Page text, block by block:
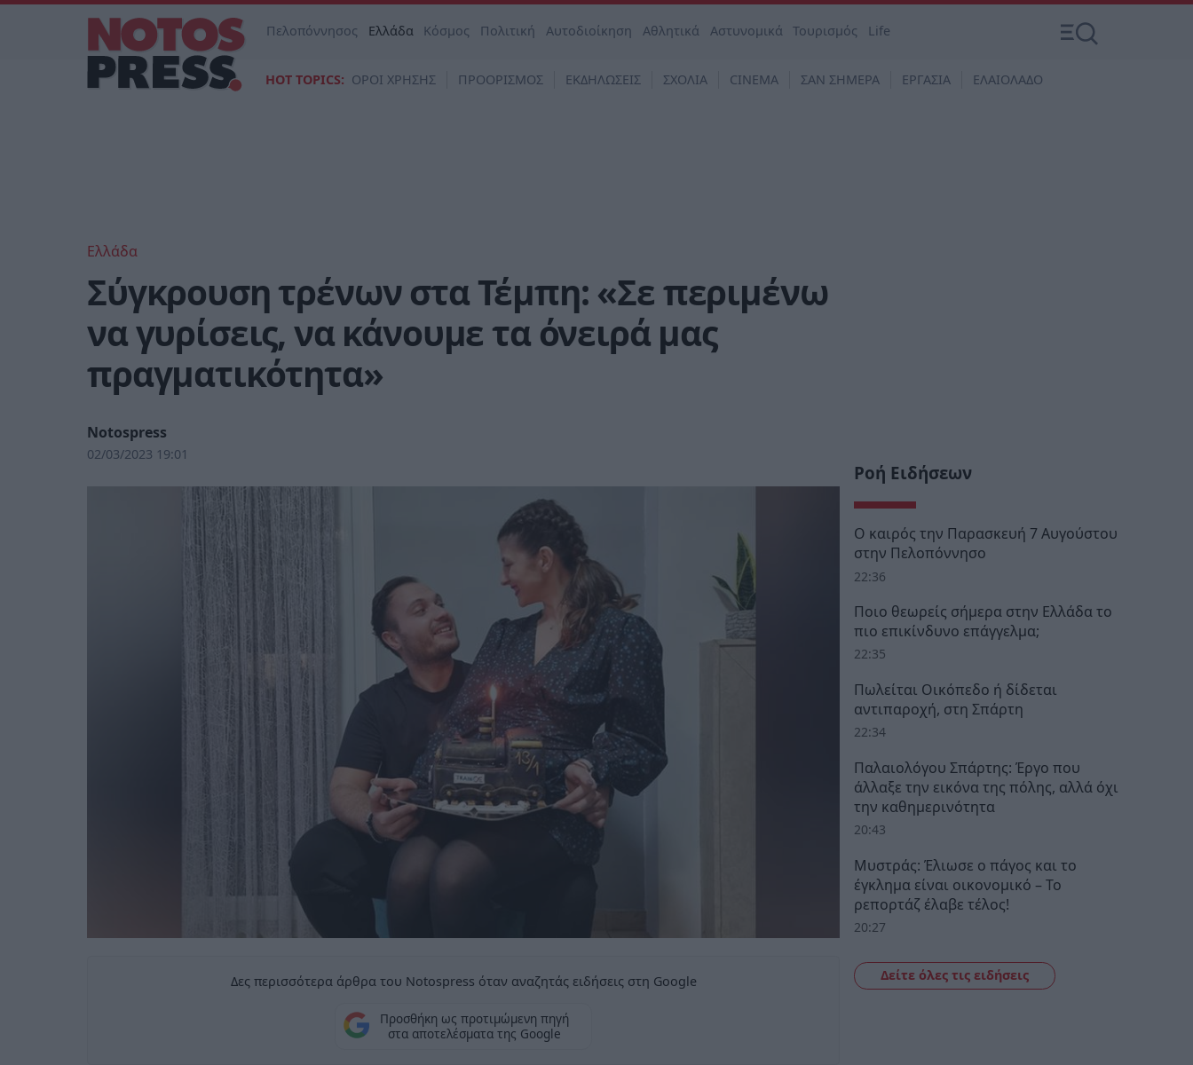
Πελοπόννησος Ελλάδα Κόσμος Πολιτική Αυτοδιοίκηση Αθλητικά Αστυνομικά Τουρισμός Life
HOT TOPICS: ΟΡΟΙ ΧΡΗΣΗΣ ΠΡΟΟΡΙΣΜΟΣ ΕΚΔΗΛΩΣΕΙΣ ΣΧΟΛΙΑ CINEMA ΣΑΝ ΣΗΜΕΡΑ ΕΡΓΑΣΙΑ ΕΛΑΙΟΛΑΔΟ
Ελλάδα
Σύγκρουση τρένων στα Τέμπη: «Σε περιμένω
να γυρίσεις, να κάνουμε τα όνειρά μας
πραγματικότητα»
Notospress
02/03/2023 19:01
Δες περισσότερα άρθρα του Notospress όταν αναζητάς ειδήσεις στη Google
Προσθήκη ως προτιμώμενη πηγή
στα αποτελέσματα της Google
Ροή Ειδήσεων
Ο καιρός την Παρασκευή 7 Αυγούστου
στην Πελοπόννησο
22:36
Ποιο θεωρείς σήμερα στην Ελλάδα το
πιο επικίνδυνο επάγγελμα;
22:35
Πωλείται Οικόπεδο ή δίδεται
αντιπαροχή, στη Σπάρτη
22:34
Παλαιολόγου Σπάρτης: Έργο που
άλλαξε την εικόνα της πόλης, αλλά όχι
την καθημερινότητα
20:43
Μυστράς: Έλιωσε ο πάγος και το
έγκλημα είναι οικονομικό – Το
ρεπορτάζ έλαβε τέλος!
20:27
Δείτε όλες τις ειδήσεις